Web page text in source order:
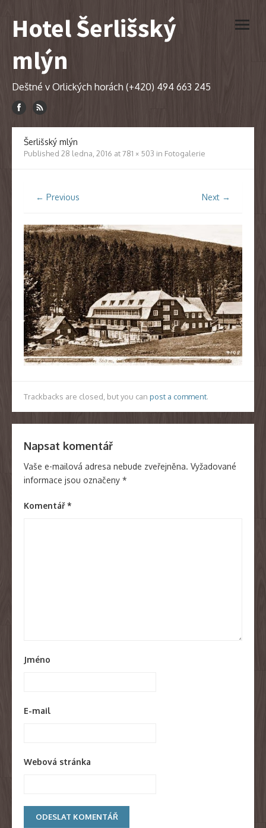
to
content
Hotel Šerlišský
mlýn
Deštné v Orlických horách (+420) 494 663 245
open
Šerlišský mlýn
Published 28 ledna, 2016 at781 × 503 in Fotogalerie
← Previous Next →
Trackbacks are closed, but you can post a comment.
Napsat komentář
Vaše e-mailová adresa nebude zveřejněna. Vyžadované
informace jsou označeny *
Komentář*
Jméno
E-mail
Webová stránka